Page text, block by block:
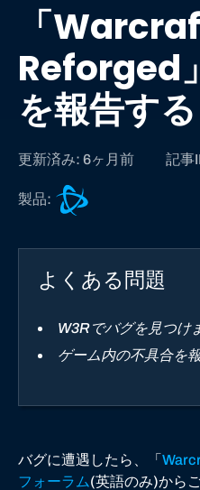
「
Reforged
を報告する
更新済み: 6ヶ月前 記事
製品:
l
.
e
サ
ー
ト
よくある問題
W3Rでバグを見つけ
ゲーム内の不具合を
バグに遭遇したら、「
フォーラム(英語のみ)から